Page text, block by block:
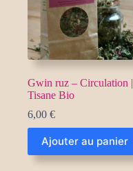
Gwin ruz – Circulation |
Tisane Bio
6,00 €
Ajouter au panier